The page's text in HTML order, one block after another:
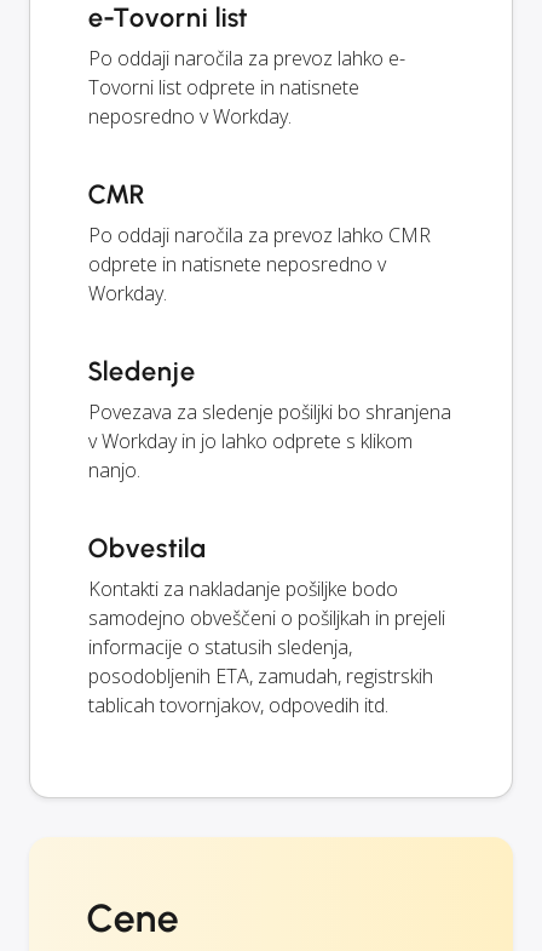
e-Tovorni list
Po oddaji naročila za prevoz lahko e-
Tovorni list odprete in natisnete
neposredno v Workday.
CMR
Po oddaji naročila za prevoz lahko CMR
odprete in natisnete neposredno v
Workday.
Sledenje
Povezava za sledenje pošiljki bo shranjena
v Workday in jo lahko odprete s klikom
nanjo.
Obvestila
Kontakti za nakladanje pošiljke bodo
samodejno obveščeni o pošiljkah in prejeli
informacije o statusih sledenja,
posodobljenih ETA, zamudah, registrskih
tablicah tovornjakov, odpovedih itd.
Cene